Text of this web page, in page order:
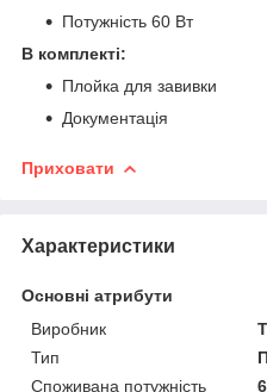
Потужність 60 Вт
В комплекті:
Плойка для завивки
Документація
Приховати
Характеристики
Основні атрибути
Виробник
Тип
Споживана потужність